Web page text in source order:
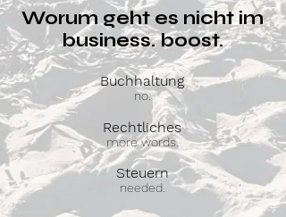
Worum geht es nicht im
business. boost.
Buchhaltung
no.
Rechtliches
more words.
Steuern
needed.